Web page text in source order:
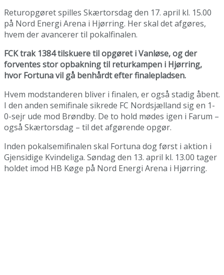
Returopgøret spilles Skærtorsdag den 17. april kl. 15.00
på Nord Energi Arena i Hjørring. Her skal det afgøres,
hvem der avancerer til pokalfinalen.
FCK trak 1384 tilskuere til opgøret i Vanløse, og der
forventes stor opbakning til returkampen i Hjørring,
hvor Fortuna vil gå benhårdt efter finalepladsen.
Hvem modstanderen bliver i finalen, er også stadig åbent.
I den anden semifinale sikrede FC Nordsjælland sig en 1-
0-sejr ude mod Brøndby. De to hold mødes igen i Farum –
også Skærtorsdag – til det afgørende opgør.
Inden pokalsemifinalen skal Fortuna dog først i aktion i
Gjensidige Kvindeliga. Søndag den 13. april kl. 13.00 tager
holdet imod HB Køge på Nord Energi Arena i Hjørring.